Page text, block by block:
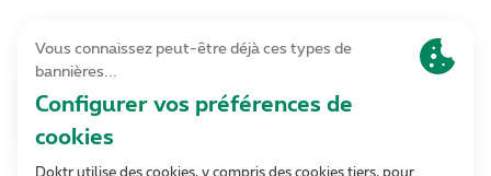
Lettre d’information
Inscrivez-vous
Contact